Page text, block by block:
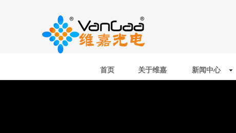
首页 关于维嘉 新闻中心